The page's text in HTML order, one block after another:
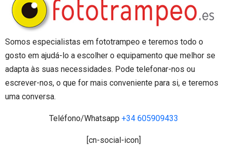
Somos especialistas em fototrampeo e teremos todo o
gosto em ajudá-lo a escolher o equipamento que melhor se
adapta às suas necessidades. Pode telefonar-nos ou
escrever-nos, o que for mais conveniente para si, e teremos
uma conversa.
Teléfono/Whatsapp +34 605909433
[cn-social-icon]